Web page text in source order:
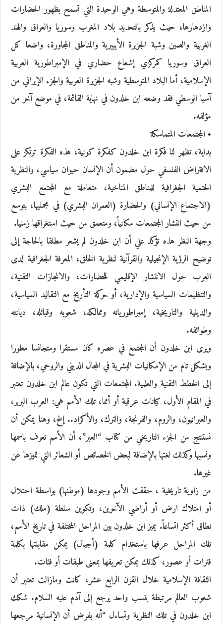
المناطق المعتدلة والمتوسطة وهي الوحيدة التي تسمح بظهور الحضارات
وازدهارها، حيث يذكر بالتحديد بلاد المغرب وسوريا والعراق والهند
الغربية والصين وشبة الجزيرة الأيبيرية والمناطق المجاورة، واضعا كل
العراق وسوريا كمركزي إشعاع حضاري في الإمبراطورية العربية
الإسلامية، أما البلاد المتوسطية وشبه الجزيرة العربية والجزء الإيراني من
آسيا الوسطي فقد وضعه ابن خلدون في نهاية القائمة، في موضع آخر من
مؤلفه.
• المجتمعات المتماسكة
بداية، تظهر لنا فكرة ابن خلدون كفكرة كونية، هذه الفكرة ترتكز على
الافتراض الفلسفي حول مضمون أن الإنسان حيوان سياسي، والنظرية
الحتمية الجغرافية للمناطق المناخية، متعاملة مع المجتمع البشري
(الاجتماع الإنساني) والحضارة (العمران البشري) في مجمليها، بتوسع
من حيث انتشار المجتمعات مكانياً، ومتعمق من حيث استغراقها زمنيا.
وجهة النظر هذه تؤكد علي أن ابن خلدون لم يشعر مطلقا بالحاجة إلى
توضيح الرؤية الإنجيلية والقرآنية لنظرية الخلق، المعرفة الجغرافية لدى
العرب حول الانتشار الإقليمي للحضارات، والانجازات التقنية،
والتنظيمات السياسية والإدارية، أو حركة التأريخ مع التقاليد السياسية،
والدينية والتاريخية، إمبراطورياته وممالكه، شعوبه وقبائله، ديانته
وطوائفه.
ويرى ابن خلدون أن المجتمع في عصره كان مستقرا ومتجانسا مطورا
وبشكل تام من الإمكانيات البشرية في المجال الديني والروحي، بالإضافة
إلى الخطط التقنية والعلمية. المجتمعات التي تكون عالم ابن خلدون تعتبر
في المقام الأول، كيانات عرقية أو أمما، تلك الأمم هي: العرب البربر،
والعبرانيون، والروم، والفرنجة، والترك، والأكراد.. إلخ، وهنا يمكن أن
نستنتج من الجزء التاريخي من كتاب “العبر”، أن الأمم تعرف باسمها
ونسبها وكذلك لغتها بالإضافة لبعض الخصائص أو الشعائر التي تميزها عن
غيرها.
من زاوية تاريخية ، حققت الأمم وجودها (موطنها) بواسطة احتلال
أو امتلاك ارض أو أراضي الآخرين، وتكوين سلطة (ملك) ذات
نطاق أكثر اتساعاً. يميز ابن خلدون بين المراحل المختلفة في تاريخ الأمم،
تلك المراحل عرفها باستخدام كلمة (أجيال) يمكن مقابلتها بكلمة
فترات أو عصور، كذلك يمكن تعريفها بمعنى طبقات أو فئات.
الثقافة الإسلامية خلال القرن الرابع عشر، كانت ومازالت تعتبر أن
شعوب العالم مرتبطة بنسب واحد يرجع إلى آدم عليه السلام. شكك
ابن خلدون في تلك النظرية وتساءل “أنه بفرض أن الإنسانية مرجعها